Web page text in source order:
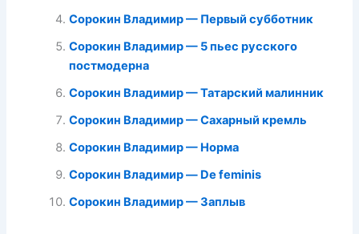
Сорокин Владимир — Первый субботник
Сорокин Владимир — 5 пьес русского
постмодерна
Сорокин Владимир — Татарский малинник
Сорокин Владимир — Сахарный кремль
Сорокин Владимир — Норма
Сорокин Владимир — De feminis
Сорокин Владимир — Заплыв